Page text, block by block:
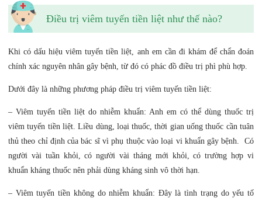
Điều trị viêm tuyến tiền liệt như thế nào?
Khi có dấu hiệu viêm tuyến tiền liệt, anh em cần đi khám để chẩn đoán
chính xác nguyên nhân gây bệnh, từ đó có phác đồ điều trị phì phù hợp.
Dưới đây là những phương pháp điều trị viêm tuyến tiền liệt:
– Viêm tuyến tiền liệt do nhiễm khuẩn: Anh em có thể dùng thuốc trị
viêm tuyến tiền liệt. Liều dùng, loại thuốc, thời gian uống thuốc cần tuân
thủ theo chỉ định của bác sĩ vì phụ thuộc vào loại vi khuẩn gây bệnh. Có
người vài tuần khỏi, có người vài tháng mới khỏi, có trường hợp vi
khuẩn kháng thuốc nên phải dùng kháng sinh vô thời hạn.
– Viêm tuyến tiền không do nhiễm khuẩn: Đây là tình trạng do yếu tố